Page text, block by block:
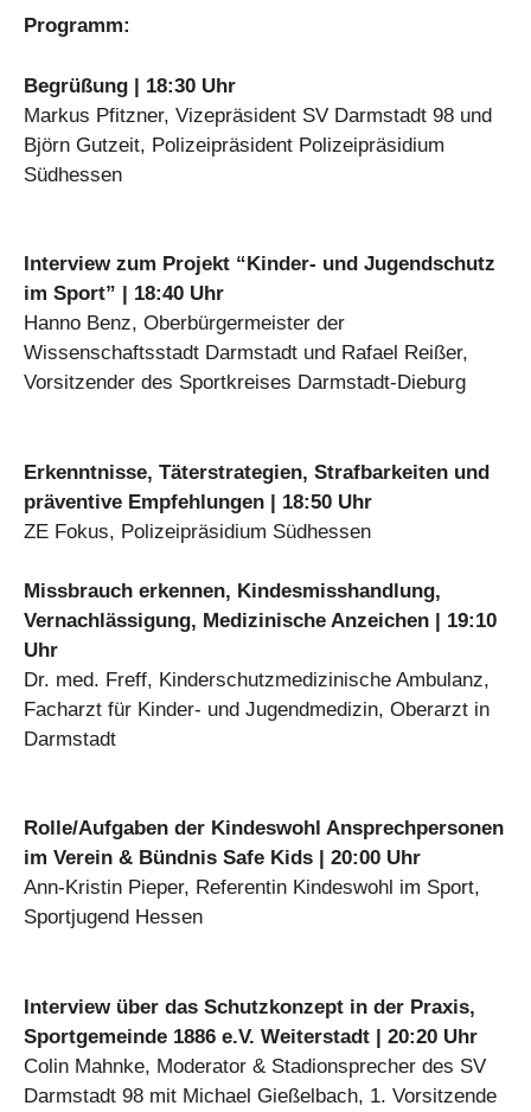
Programm:
Begrüßung | 18:30 Uhr
Markus Pfitzner, Vizepräsident SV Darmstadt 98 und
Björn Gutzeit, Polizeipräsident Polizeipräsidium
Südhessen
Interview zum Projekt “Kinder- und Jugendschutz
im Sport” | 18:40 Uhr
Hanno Benz, Oberbürgermeister der
Wissenschaftsstadt Darmstadt und Rafael Reißer,
Vorsitzender des Sportkreises Darmstadt-Dieburg
Erkenntnisse, Täterstrategien, Strafbarkeiten und
präventive Empfehlungen | 18:50 Uhr
ZE Fokus, Polizeipräsidium Südhessen
Missbrauch erkennen, Kindesmisshandlung,
Vernachlässigung, Medizinische Anzeichen | 19:10
Uhr
Dr. med. Freff, Kinderschutzmedizinische Ambulanz,
Facharzt für Kinder- und Jugendmedizin, Oberarzt in
Darmstadt
Rolle/Aufgaben der Kindeswohl Ansprechpersonen
im Verein & Bündnis Safe Kids | 20:00 Uhr
Ann-Kristin Pieper, Referentin Kindeswohl im Sport,
Sportjugend Hessen
Interview über das Schutzkonzept in der Praxis,
Sportgemeinde 1886 e.V. Weiterstadt | 20:20 Uhr
Colin Mahnke, Moderator & Stadionsprecher des SV
Darmstadt 98 mit Michael Gießelbach, 1. Vorsitzende